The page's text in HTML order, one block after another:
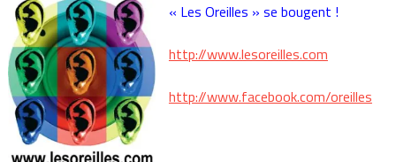
« Les Oreilles » se bougent !
http://www.lesoreilles.com
http://www.facebook.com/oreilles